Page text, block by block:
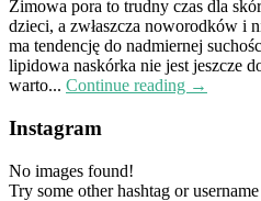
Zimowa pora to trudny czas dla
dzieci, a zwłaszcza noworodków i
ma tendencję do nadmiernej
lipidowa naskórka nie jest jeszcze
warto... Continue reading →
Instagram
No images found!
Try some other hashtag or username